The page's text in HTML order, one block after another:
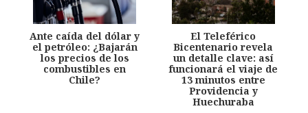
Ante caída del dólar y
el petróleo: ¿Bajarán
los precios de los
combustibles en
Chile?
El Teleférico
Bicentenario revela
un detalle clave: así
funcionará el viaje de
13 minutos entre
Providencia y
Huechuraba